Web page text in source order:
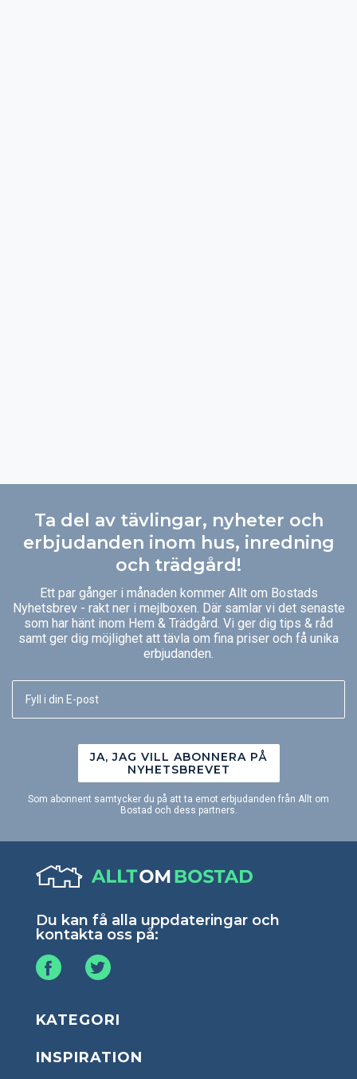
Ta del av tävlingar, nyheter och
erbjudanden inom hus, inredning
och trädgård!
Ett par gånger i månaden kommer Allt om Bostads
Nyhetsbrev - rakt ner i mejlboxen. Där samlar vi det senaste
som har hänt inom Hem & Trädgård. Vi ger dig tips & råd
samt ger dig möjlighet att tävla om fina priser och få unika
erbjudanden.
JA, JAG VILL ABONNERA PÅ
NYHETSBREVET
Som abonnent samtycker du på att ta emot erbjudanden från Allt om
Bostad och dess partners.
Du kan få alla uppdateringar och
kontakta oss på:
KATEGORI
INSPIRATION